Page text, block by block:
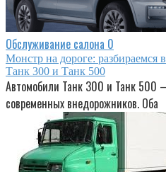
Обслуживание салона 0
Монстр на дороге: разбираемся
Танк 300 и Танк 500
Автомобили Танк 300 и Танк 500
современных внедорожников. Оба